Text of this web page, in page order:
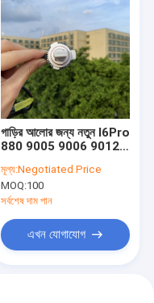
গাড়ির আলোর জন্য নতুন I6Pro
880 9005 9006 9012
12000Lm হোয়াইট লাইট
কার লেড হেডলাইট বাল্ব
মূল্য:Negotiated Price
MOQ:100
সর্বশেষ দাম পান
এখন যোগাযোগ